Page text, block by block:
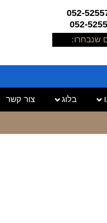
שנבחרו:
בלוג צור קשר